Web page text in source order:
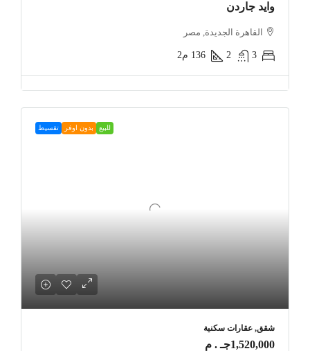
وايد جاردن
القاهرة الجديدة, مصر
3
2
136 م2
للبيع بدون اوفر تقسيط
شقق, عقارات سكنية
1,520,000جـ . م